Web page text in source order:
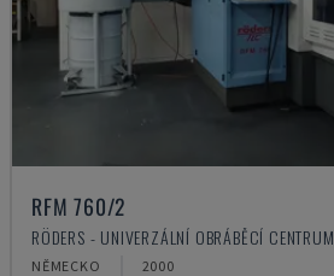
RFM 760/2
RÖDERS - UNIVERZÁLNÍ OBRÁBĚCÍ CENTRUM
NĚMECKO 2000